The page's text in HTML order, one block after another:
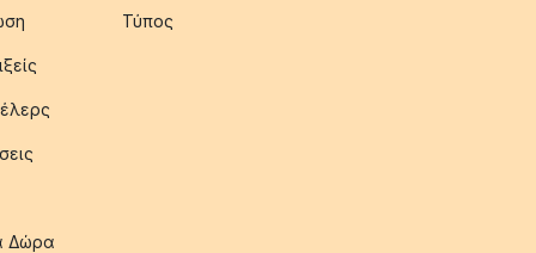
Δώρα
Τύπος